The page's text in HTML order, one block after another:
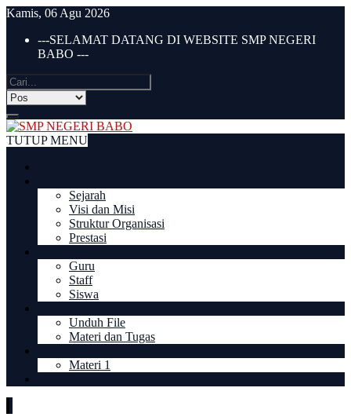
Kamis, 06 Agu 2026
---SELAMAT DATANG DI WEBSITE SMP NEGERI
BABO ---
TUTUP MENU
Sejarah
Visi dan Misi
Struktur Organisasi
Prestasi
Guru
Staff
Siswa
Unduh File
Materi dan Tugas
Materi 1